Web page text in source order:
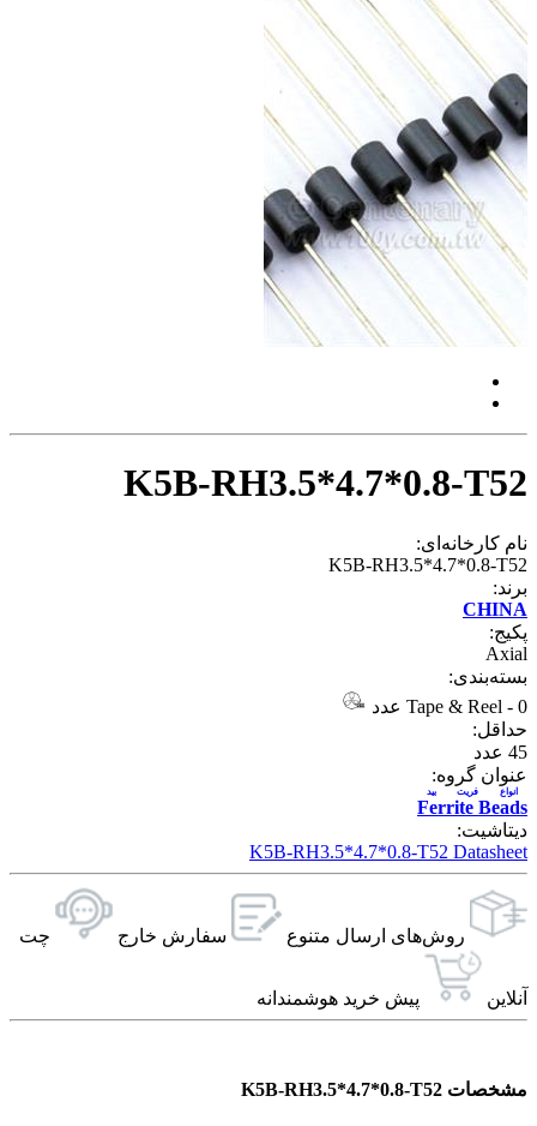
K5B-RH3.5*4.7*0.8-T52
نام کارخانه‌ای:
K5B-RH3.5*4.7*0.8-T52
برند:
CHINA
پکیج:
Axial
بسته‌بندی:
Tape & Reel - 0 عدد
حداقل:
45 عدد
عنوان گروه:
Ferrite Beads
انواع فریت بید
دیتاشیت:
K5B-RH3.5*4.7*0.8-T52 Datasheet
روش‌های ارسال‌ متنوع سفارش خارج چت
آنلاین پیش خرید هوشمندانه
مشخصات K5B-RH3.5*4.7*0.8-T52